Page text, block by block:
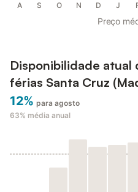
A S O N D J
Preço
Disponibilidade atual
férias Santa Cruz
12% para agosto
63% média anual